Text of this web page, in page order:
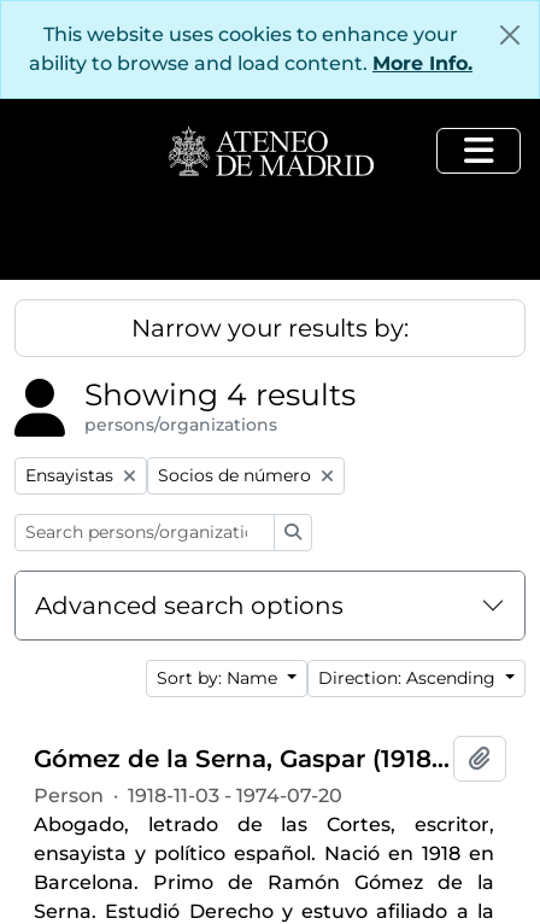
This website uses cookies to enhance your
ability to browse and load content. More Info.
Narrow your results by:
Showing 4 results
persons/organizations
Remove filter:
Ensayistas Remove filter:
Socios de número
Advanced search options
Sort by: Name Direction: Ascending
Gómez de la Serna, Gaspar (1918-1974)
Person · 1918-11-03 - 1974-07-20
Abogado, letrado de las Cortes, escritor,
ensayista y político español. Nació en 1918 en
Barcelona. Primo de Ramón Gómez de la
Serna. Estudió Derecho y estuvo afiliado a la